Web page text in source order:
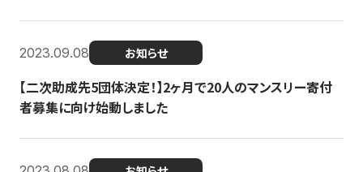
2023.09.08 お知らせ
【二次助成先5団体決定！】2ヶ月で20人のマンスリー寄付
者募集に向け始動しました